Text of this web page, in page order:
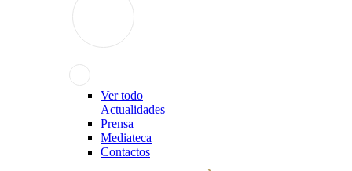
Ver todo
Actualidades
Prensa
Mediateca
Contactos